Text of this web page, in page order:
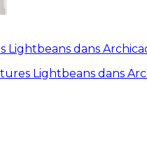
dans
Lightbeans dans